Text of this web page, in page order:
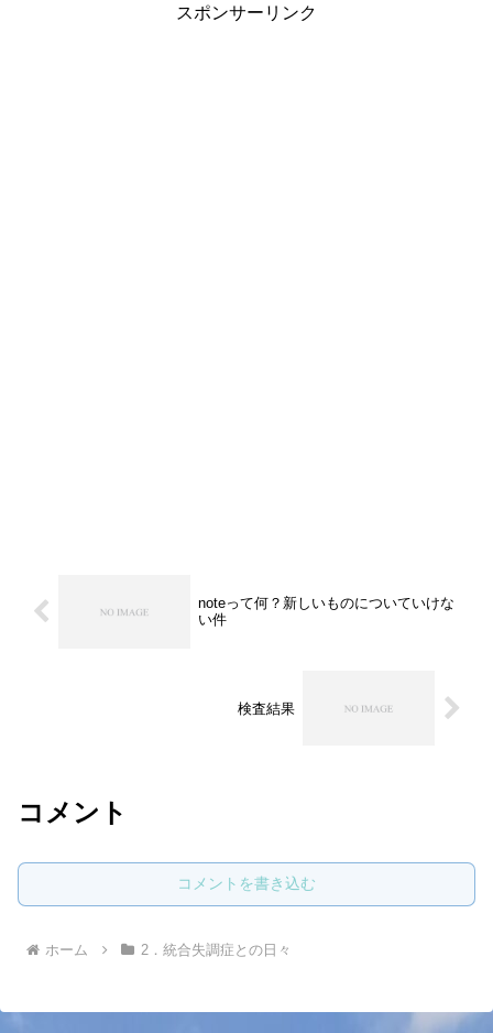
スポンサーリンク
noteって何？新しいものについていけな
い件
検査結果
コメント
コメントを書き込む
ホーム 2．統合失調症との日々